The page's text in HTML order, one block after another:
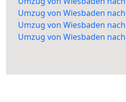
Umzug von Wiesbaden
Umzug von Wiesbaden
Umzug von Wiesbaden